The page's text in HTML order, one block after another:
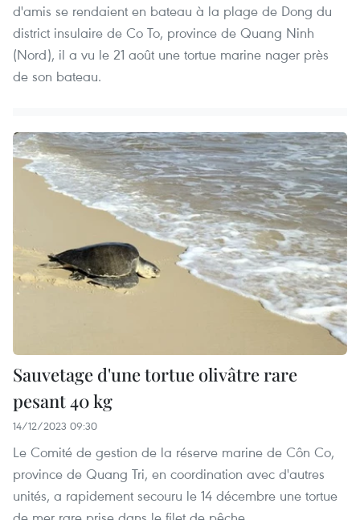
d'amis se rendaient en bateau à la plage de Dong du
district insulaire de Co To, province de Quang Ninh
(Nord), il a vu le 21 août une tortue marine nager près
de son bateau.
Sauvetage d'une tortue olivâtre rare
pesant 40 kg
14/12/2023 09:30
Le Comité de gestion de la réserve marine de Côn Co,
province de Quang Tri, en coordination avec d'autres
unités, a rapidement secouru le 14 décembre une tortue